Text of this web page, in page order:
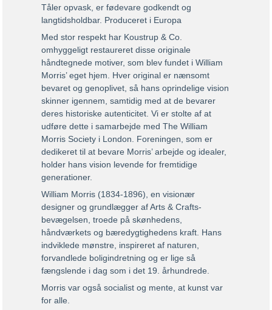
Tåler opvask, er fødevare godkendt og
langtidsholdbar. Produceret i Europa
Med stor respekt har Koustrup & Co.
omhyggeligt restaureret disse originale
håndtegnede motiver, som blev fundet i William
Morris’ eget hjem. Hver original er nænsomt
bevaret og genoplivet, så hans oprindelige vision
skinner igennem, samtidig med at de bevarer
deres historiske autenticitet. Vi er stolte af at
udføre dette i samarbejde med The William
Morris Society i London. Foreningen, som er
dedikeret til at bevare Morris’ arbejde og idealer,
holder hans vision levende for fremtidige
generationer.
William Morris (1834-1896), en visionær
designer og grundlægger af Arts & Crafts-
bevægelsen, troede på skønhedens,
håndværkets og bæredygtighedens kraft. Hans
indviklede mønstre, inspireret af naturen,
forvandlede boligindretning og er lige så
fængslende i dag som i det 19. århundrede.
Morris var også socialist og mente, at kunst var
for alle.